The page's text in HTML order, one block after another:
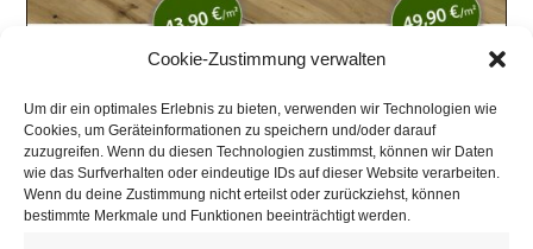
Cookie-Zustimmung verwalten
Um dir ein optimales Erlebnis zu bieten, verwenden wir Technologien wie
Cookies, um Geräteinformationen zu speichern und/oder darauf
zuzugreifen. Wenn du diesen Technologien zustimmst, können wir Daten
wie das Surfverhalten oder eindeutige IDs auf dieser Website verarbeiten.
Wenn du deine Zustimmung nicht erteilst oder zurückziehst, können
bestimmte Merkmale und Funktionen beeinträchtigt werden.